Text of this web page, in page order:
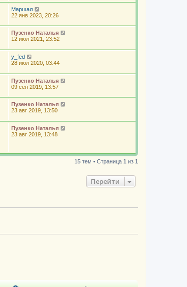
Маршал
22 янв 2023, 20:26
Пузенко Наталья
12 июл 2021, 23:52
y_fed
28 июл 2020, 03:44
Пузенко Наталья
09 сен 2019, 13:57
Пузенко Наталья
23 авг 2019, 13:50
Пузенко Наталья
23 авг 2019, 13:48
15 тем • Страница 1 из 1
Перейти